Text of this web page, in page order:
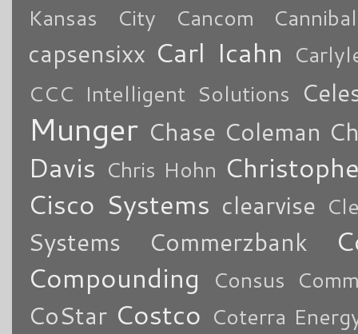
Kansas City Cancom Cannibal
capsensixx Carl Icahn
CCC Intelligent Solutions
Munger Chase Coleman
Davis Chris Hohn
Cisco Systems clearvise
Systems Commerzbank
Compounding
Consus
CoStar Costco Coterra